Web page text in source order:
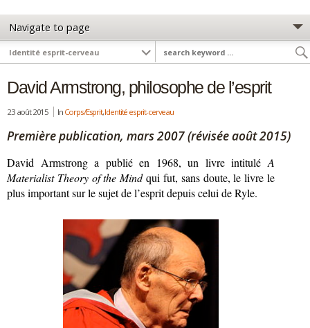
David Armstrong, philosophe de l’esprit
23 août 2015 In Corps/Esprit,Identité esprit-cerveau
Première publication, mars 2007 (révisée août 2015)
David Armstrong a publié en 1968, un livre intituléA
Materialist Theory of the Mindqui fut, sans doute, le livre le
plus important sur le sujet de l’esprit depuis celui de Ryle.